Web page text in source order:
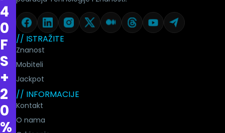
4
0
F
S
+
2
0
%
// ISTRAŽITE
Znanost
Mobiteli
Jackpot
// INFORMACIJE
Kontakt
O nama